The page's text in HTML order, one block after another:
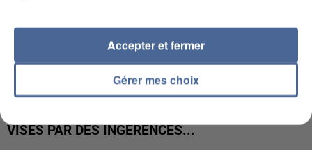
VISÉS PAR DES INGÉRENCES...
Gérer mes choix
Accepter et fermer